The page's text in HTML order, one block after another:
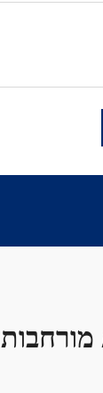
מורחבות